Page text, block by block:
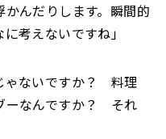
んだりします。瞬間的
考えないですね」
ゃないですか？ 料理
ーなんですか？ それ